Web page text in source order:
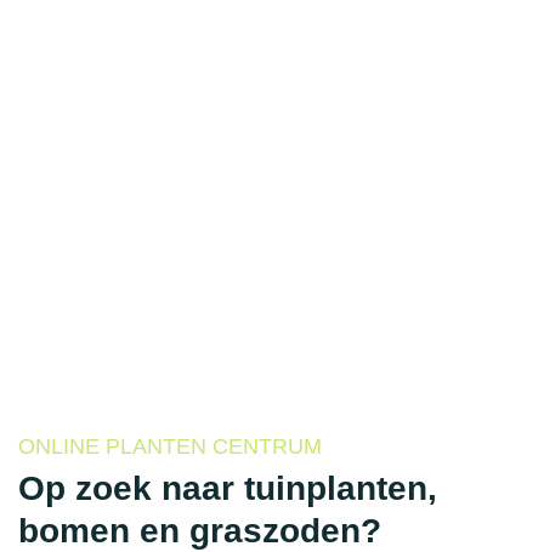
ONLINE PLANTEN CENTRUM
Op zoek naar tuinplanten,
bomen en graszoden?